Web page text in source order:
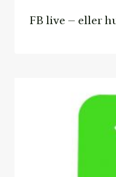
FB live – eller